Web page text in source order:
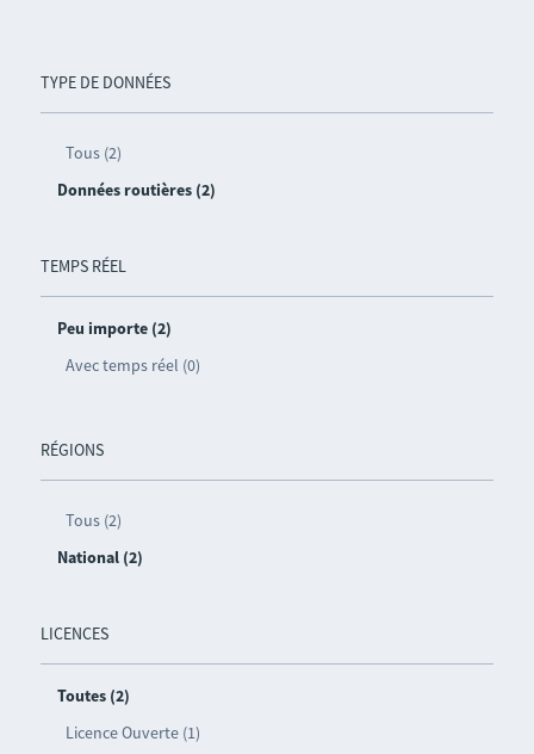
TYPE DE DONNÉES
Tous (2)
Données routières (2)
TEMPS RÉEL
Peu importe (2)
Avec temps réel (0)
RÉGIONS
Tous (2)
National (2)
LICENCES
Toutes (2)
Licence Ouverte (1)